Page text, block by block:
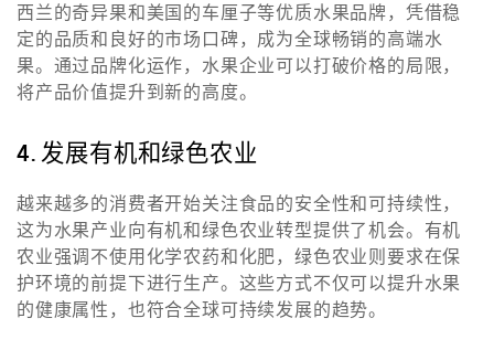
西兰的奇异果和美国的车厘子等优质水果品牌，凭借稳
定的品质和良好的市场口碑，成为全球畅销的高端水
果。通过品牌化运作，水果企业可以打破价格的局限，
将产品价值提升到新的高度。
4. 发展有机和绿色农业
越来越多的消费者开始关注食品的安全性和可持续性，
这为水果产业向有机和绿色农业转型提供了机会。有机
农业强调不使用化学农药和化肥，绿色农业则要求在保
护环境的前提下进行生产。这些方式不仅可以提升水果
的健康属性，也符合全球可持续发展的趋势。